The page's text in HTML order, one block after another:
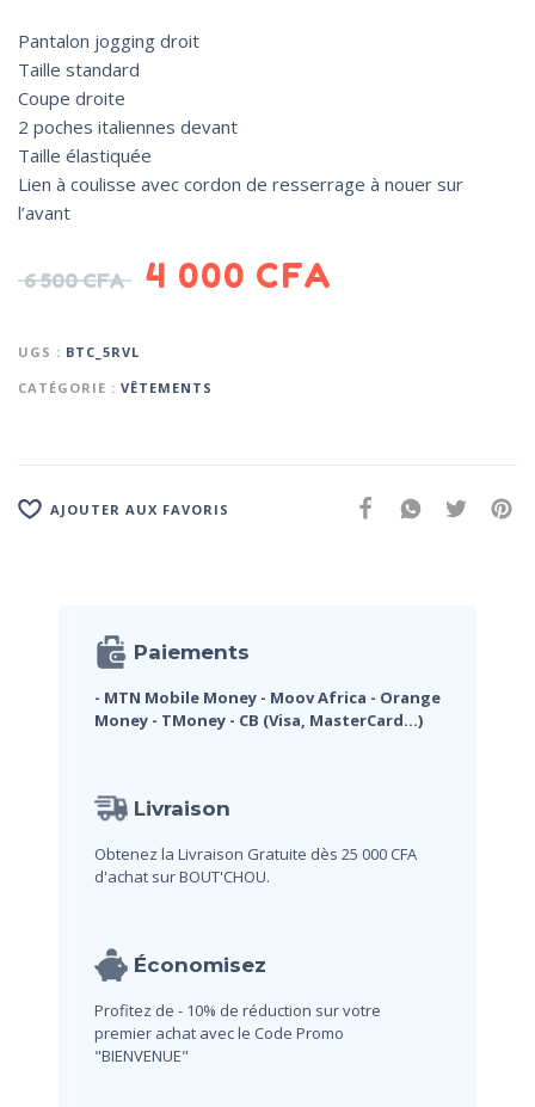
Pantalon jogging droit
Taille standard
Coupe droite
2 poches italiennes devant
Taille élastiquée
Lien à coulisse avec cordon de resserrage à nouer sur
l’avant
6 500CFA 4 000 CFA
UGS : BTC_5RVL
CATÉGORIE : VÊTEMENTS
AJOUTER AUX FAVORIS
Paiements
- MTN Mobile Money - Moov Africa - Orange
Money - TMoney - CB (Visa, MasterCard...)
Livraison
Obtenez la Livraison Gratuite dès 25 000 CFA
d'achat sur BOUT'CHOU.
Économisez
Profitez de - 10% de réduction sur votre
premier achat avec le Code Promo
"BIENVENUE"